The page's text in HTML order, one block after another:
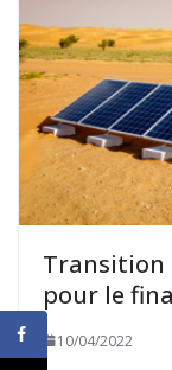
Transition
pour le
10/04/2022